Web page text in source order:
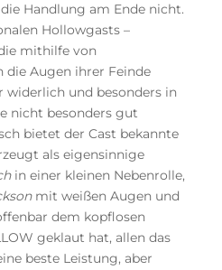
Handlung am Ende nicht.
Hollowgasts –
mithilfe von
Augen ihrer Feinde
widerlich und besonders in
nicht besonders gut
bietet der Cast bekannte
als eigensinnige
in einer kleinen Nebenrolle,
mit weißen Augen und
dem kopflosen
geklaut hat, allen das
beste Leistung, aber